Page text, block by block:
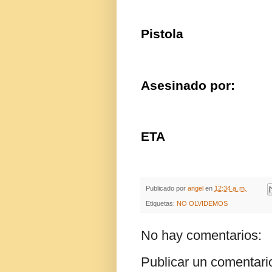
Pistola
Asesinado por:
ETA
Publicado por angel en 12:34 a. m.
Etiquetas: NO OLVIDEMOS
No hay comentarios:
Publicar un